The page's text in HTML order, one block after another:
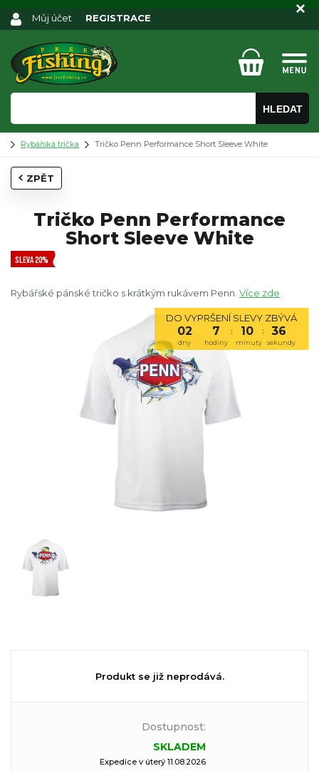
HLEDAT
Můj účet REGISTRACE
Rybářská trička Tričko Penn Performance Short Sleeve White
ZPĚT
Tričko Penn Performance
Short Sleeve White
SLEVA 20%
Rybářské pánské tričko s krátkým rukávem Penn. Více zde
DO VYPRŠENÍ SLEVY ZBÝVÁ
02 7 : 10 : 36
dny hodiny minuty sekundy
Produkt se již neprodává.
Dostupnost:
SKLADEM
Expedice v úterý 11.08.2026